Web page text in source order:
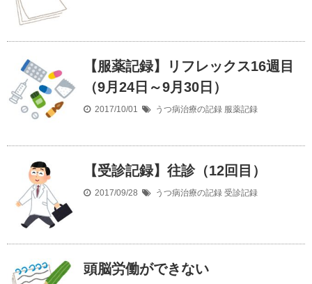
【服薬記録】リフレックス16週目
（9月24日～9月30日）
2017/10/01 うつ病治療の記録 服薬記録
【受診記録】往診（12回目）
2017/09/28 うつ病治療の記録 受診記録
頭脳労働ができない